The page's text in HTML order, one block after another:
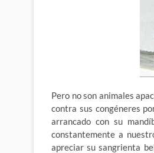
Pero no son animales
contra sus congéneres
arrancado con su
constantemente a
apreciar su sangrienta